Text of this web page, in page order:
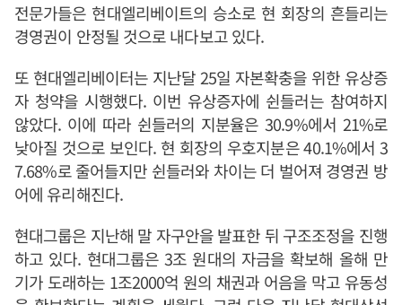
전문가들은 현대엘리베이트의 승소로 현 회장의 흔들리는
경영권이 안정될 것으로 내다보고 있다.
또 현대엘리베이터는 지난달 25일 자본확충을 위한 유상증
자 청약을 시행했다. 이번 유상증자에 쉰들러는 참여하지
않았다. 이에 따라 쉰들러의 지분율은 30.9%에서 21%로
낮아질 것으로 보인다. 현 회장의 우호지분은 40.1%에서 3
7.68%로 줄어들지만 쉰들러와 차이는 더 벌어져 경영권 방
어에 유리해진다.
현대그룹은 지난해 말 자구안을 발표한 뒤 구조조정을 진행
하고 있다. 현대그룹은 3조 원대의 자금을 확보해 올해 만
기가 도래하는 1조2000억 원의 채권과 어음을 막고 유동성